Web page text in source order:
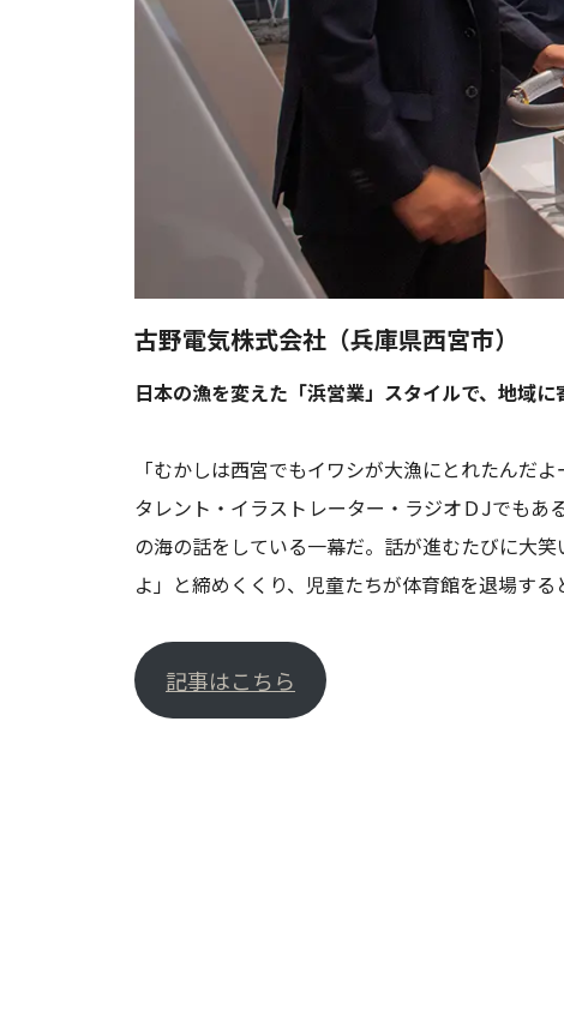
古野電気株式会社（兵庫県西宮市）
日本の漁を変えた「浜営業」スタイルで、地域に
「むかしは西宮でもイワシが大漁にとれたんだよ
タレント・イラストレーター・ラジオＤJでもあ
の海の話をしている一幕だ。話が進むたびに大
よ」と締めくくり、児童たちが体育館を退場す
記事はこちら